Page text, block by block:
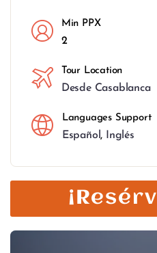
Min PPX
2
Tour Location
Desde Casablanca
Languages Support
Español, Inglés